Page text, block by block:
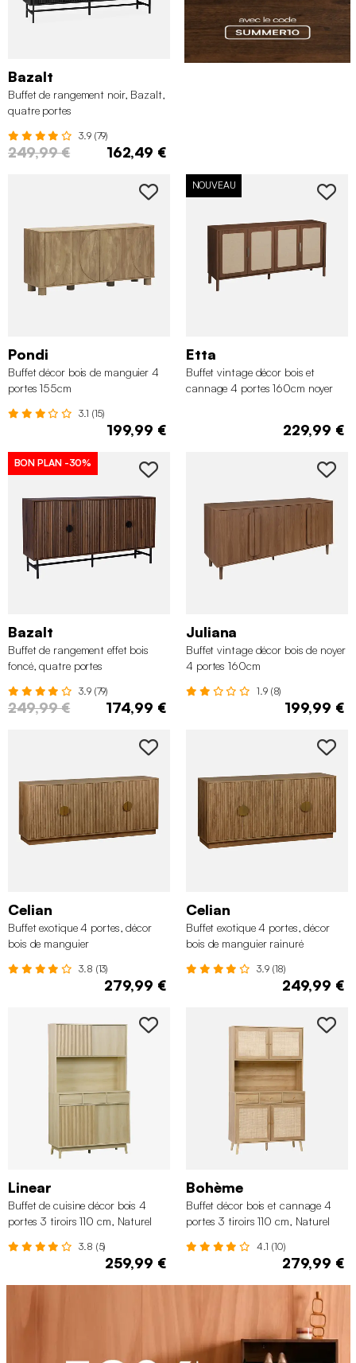
Bazalt
Buffet de rangement noir, Bazalt,
quatre portes
3.9 (79)
249,99 € 162,49 €
Pondi
Buffet décor bois de manguier 4
portes 155cm
3.1 (15)
199,99 €
NOUVEAU
Etta
Buffet vintage décor bois et
cannage 4 portes 160cm noyer
229,99 €
BON PLAN -30%
Bazalt
Buffet de rangement effet bois
foncé, quatre portes
3.9 (79)
249,99 € 174,99 €
Juliana
Buffet vintage décor bois de noyer
4 portes 160cm
1.9 (8)
199,99 €
Celian
Buffet exotique 4 portes, décor
bois de manguier
3.8 (13)
279,99 €
Celian
Buffet exotique 4 portes, décor
bois de manguier rainuré
3.9 (18)
249,99 €
Linear
Buffet de cuisine décor bois 4
portes 3 tiroirs 110 cm, Naturel
3.8 (5)
259,99 €
Bohème
Buffet décor bois et cannage 4
portes 3 tiroirs 110 cm, Naturel
4.1 (10)
279,99 €